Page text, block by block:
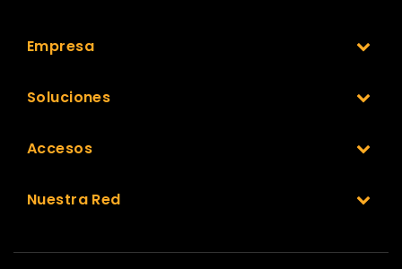
Empresa
Soluciones
Accesos
Nuestra Red